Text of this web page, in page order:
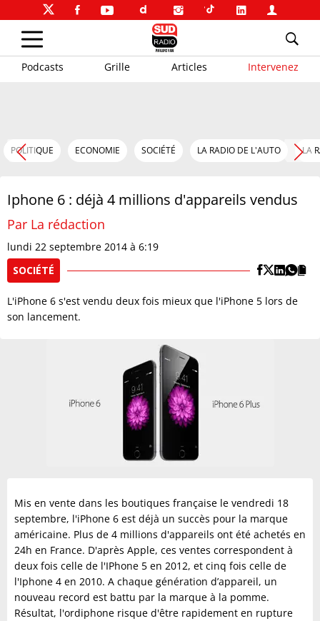
Podcasts Grille Articles Intervenez
POLITIQUE ECONOMIE SOCIÉTÉ LA RADIO DE L'AUTO LA
Iphone 6 : déjà 4 millions d'appareils vendus
Par La rédaction
lundi 22 septembre 2014 à 6:19
SOCIÉTÉ
L'iPhone 6 s'est vendu deux fois mieux que l'iPhone 5 lors de
son lancement.
Mis en vente dans les boutiques française le vendredi 18
septembre, l'iPhone 6 est déjà un succès pour la marque
américaine. Plus de 4 millions d'appareils ont été achetés en
24h en France. D'après Apple, ces ventes correspondent à
deux fois celle de l'IPhone 5 en 2012, et cinq fois celle de
l'Iphone 4 en 2010. A chaque génération d’appareil, un
nouveau record est battu par la marque à la pomme.
Résultat, l'ordiphone risque d'être rapidement en rupture